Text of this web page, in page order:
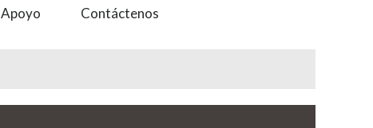
Apoyo Contáctenos